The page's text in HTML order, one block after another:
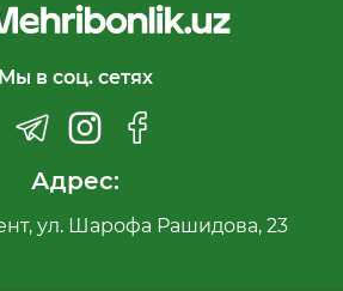
Мы в соц. сетях
Адрес:
ул. Шарофа Рашидова, 23